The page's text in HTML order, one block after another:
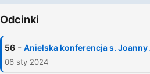
Odcinki
56 - Anielska konferencja s.
06 sty 2024